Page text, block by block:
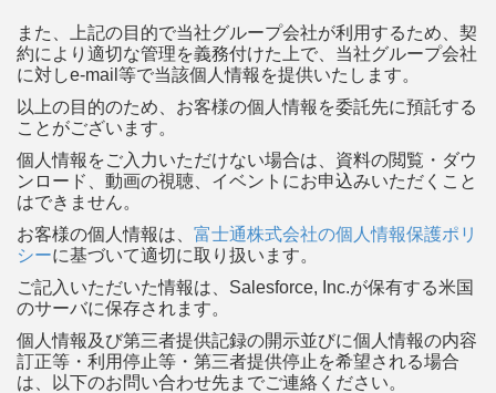
また、上記の目的で当社グループ会社が利用するため、契
約により適切な管理を義務付けた上で、当社グループ会社
に対しe-mail等で当該個人情報を提供いたします。
以上の目的のため、お客様の個人情報を委託先に預託する
ことがございます。
個人情報をご入力いただけない場合は、資料の閲覧・ダウ
ンロード、動画の視聴、イベントにお申込みいただくこと
はできません。
お客様の個人情報は、 富士通株式会社の個人情報保護ポリ
シーに基づいて適切に取り扱います。
ご記入いただいた情報は、Salesforce, Inc.が保有する米国
のサーバに保存されます。
個人情報及び第三者提供記録の開示並びに個人情報の内容
訂正等・利用停止等・第三者提供停止を希望される場合
は、以下のお問い合わせ先までご連絡ください。